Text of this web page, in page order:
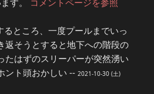
す。 コメントページを参照
ところ、一度プールまでいっ
返そうとすると地下への階段の
たはずのスリーパーが突然湧い
ント頭おかしい -- 2021-10-30 (土)